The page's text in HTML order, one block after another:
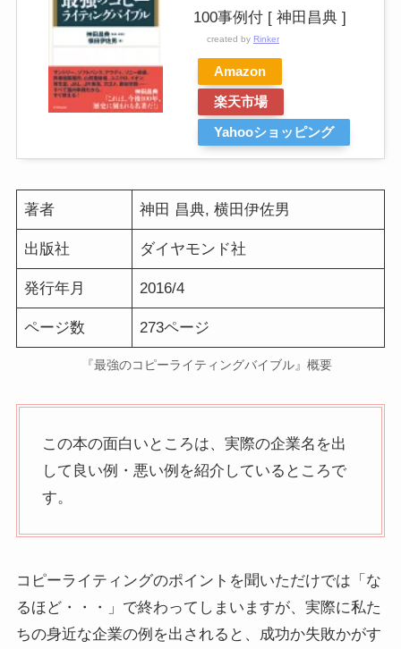
100事例付 [ 神田昌典 ]
created by Rinker
Amazon
楽天市場
Yahooショッピング
著者 神田 昌典, 横田伊佐男
出版社 ダイヤモンド社
発行年月 2016/4
ページ数 273ページ
『最強のコピーライティングバイブル』概要
この本の面白いところは、実際の企業名を出
して良い例・悪い例を紹介しているところで
す。
コピーライティングのポイントを聞いただけでは「な
るほど・・・」で終わってしまいますが、実際に私た
ちの身近な企業の例を出されると、成功か失敗かがす